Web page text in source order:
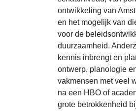
ontwikkeling van
en het mogelijk van
voor de
duurzaamheid.
kennis inbrengt en
ontwerp, planologie
vakmensen met veel
na een HBO of
grote betrokkenheid